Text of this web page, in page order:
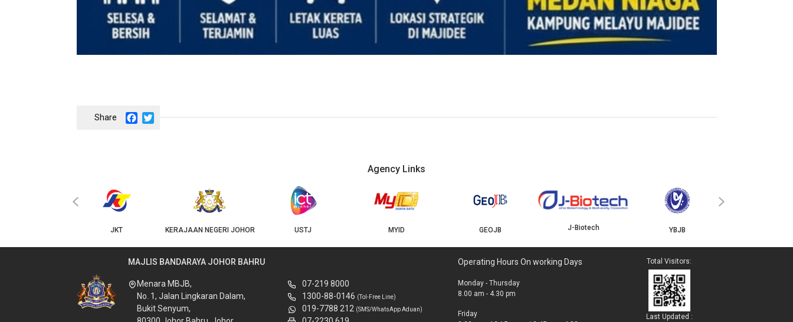
Facebook
Twitter
Agency Links
JKT KERAJAAN NEGERI JOHOR USTJ MYID GEOJB J-Biotech YBJB
‹ ›
MAJLIS BANDARAYA JOHOR BAHRU
Menara MBJB,
No. 1, Jalan Lingkaran Dalam,
Bukit Senyum,
07-219 8000
1300-88-0146 (Tol-Free Line)
019-7788 212 (SMS/WhatsApp Aduan)
Operating Hours On working Days
Monday - Thursday
8.00 am - 4.30 pm
Friday
Total Visitors:
Last Updated :